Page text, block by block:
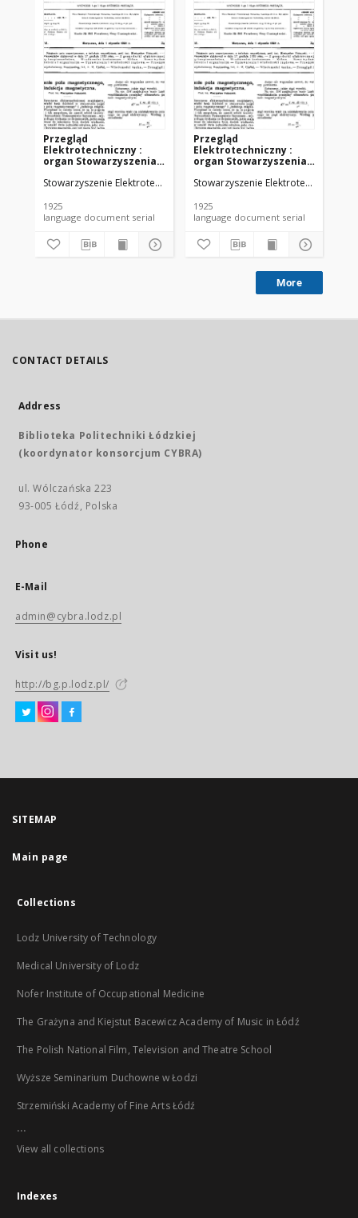
Przegląd
Elektrotechniczny :
organ Stowarzyszenia
Polskich R. VII z. 22
Stowarzyszenie Elektrotechników Polskich.
1925
language document serial
Przegląd
Elektrotechniczny :
organ Stowarzyszenia
Polskich R. VII z. 23
Stowarzyszenie Elektrotechników
1925
language document serial
More
CONTACT DETAILS
Address
Biblioteka Politechniki Łódzkiej
(koordynator konsorcjum CYBRA)
ul. Wólczańska 223
93-005 Łódź, Polska
Phone
E-Mail
admin@cybra.lodz.pl
Visit us!
http://bg.p.lodz.pl/
SITEMAP
Main page
Collections
Lodz University of Technology
Medical University of Lodz
Nofer Institute of Occupational Medicine
The Grażyna and Kiejstut Bacewicz Academy of Music in Łódź
The Polish National Film, Television and Theatre School
Wyższe Seminarium Duchowne w Łodzi
Strzemiński Academy of Fine Arts Łódź
...
View all collections
Indexes